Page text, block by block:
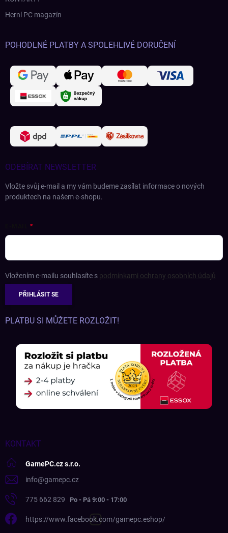
Herní PC magazín
POHODLNÉ PLATBY A SPOLEHLIVÉ DORUČENÍ
ODEBÍRAT NEWSLETTER
Vložte svůj e-mail a my vám budeme zasílat informace o nových
produktech na našem e-shopu.
Vložením e-mailu souhlasíte s podmínkami ochrany osobních údajů
PŘIHLÁSIT SE
PLATBU SI MŮŽETE ROZLOŽIT!
KONTAKT
GamePC.cz s.r.o.
info@gamepc.cz
775 662 829
https://www.facebook.com/gamepc.eshop/